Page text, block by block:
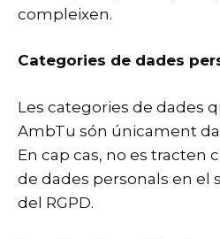
compleixen.
Categories de dades
Les categories de dades
AmbTu són únicament
En cap cas, no es tracten
de dades personals en el
del RGPD.